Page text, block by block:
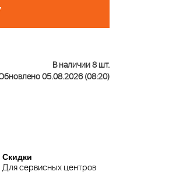
В наличии 8 шт.
05.08.2026 (08:20)
Скидки
Для сервисных центров